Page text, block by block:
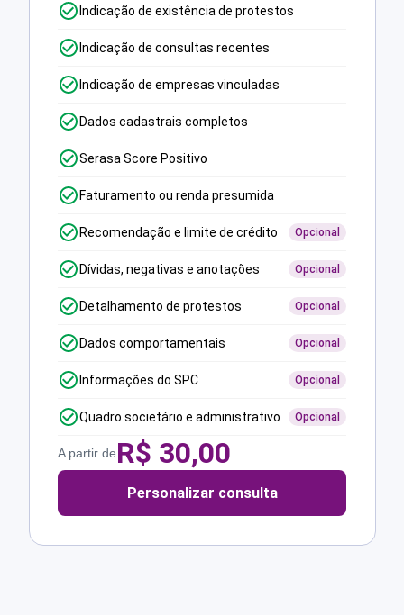
Indicação de existência de protestos
Indicação de consultas recentes
Indicação de empresas vinculadas
Dados cadastrais completos
Serasa Score Positivo
Faturamento ou renda presumida
Recomendação e limite de crédito Opcional
Dívidas, negativas e anotações Opcional
Detalhamento de protestos Opcional
Dados comportamentais Opcional
Informações do SPC Opcional
Quadro societário e administrativo Opcional
A partir deR$ 30,00
Personalizar consulta